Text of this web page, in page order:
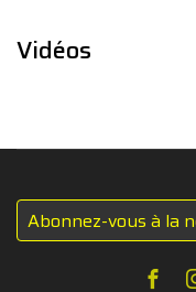
Vidéos
Abonnez-vous à la